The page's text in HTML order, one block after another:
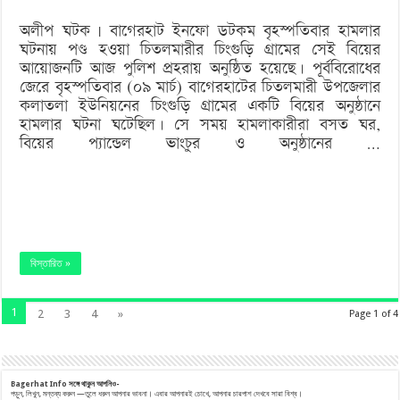
অলীপ ঘটক | বাগেরহাট ইনফো ডটকম বৃহস্পতিবার হামলার
ঘটনায় পণ্ড হওয়া চিতলমারীর চিংগুড়ি গ্রামের সেই বিয়ের
আয়োজনটি আজ পুলিশ প্রহরায় অনুষ্ঠিত হয়েছে। পূর্ববিরোধের
জেরে বৃহস্পতিবার (০৯ মার্চ) বাগেরহাটের চিতলমারী উপজেলার
কলাতলা ইউনিয়নের চিংগুড়ি গ্রামের একটি বিয়ের অনুষ্ঠানে
হামলার ঘটনা ঘটেছিল। সে সময় হামলাকারীরা বসত ঘর,
বিয়ের প্যান্ডেল ভাংচুর ও অনুষ্ঠানের …
বিস্তারিত »
Page 1 of 4
1 2 3 4 »
Bagerhat Info সঙ্গেথাকুনআপনিও-
পড়ুন, লিখুন, মন্তব্য করুন —তুলে ধরুন আপনার ভাবনা। এবার আপনারই চোখে, আপনার চারপাশ দেখবে সারা বিশ্ব।